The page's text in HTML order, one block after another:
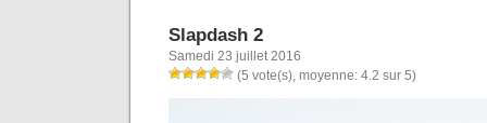
Slapdash 2
Samedi 23 juillet 2016
(5 vote(s), moyenne: 4.2 sur 5)